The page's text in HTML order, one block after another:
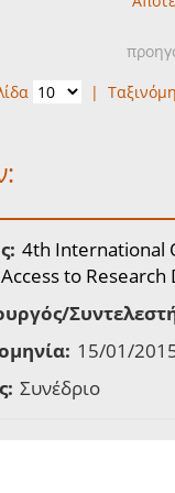
|
4th International
to
15/01/
Συνέδριο